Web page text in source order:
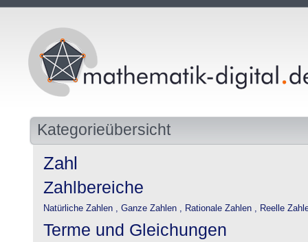
Kategorieübersicht
Zahl
Zahlbereiche
Natürliche Zahlen , Ganze Zahlen , Rationale Zahlen , Reelle
Terme und Gleichungen